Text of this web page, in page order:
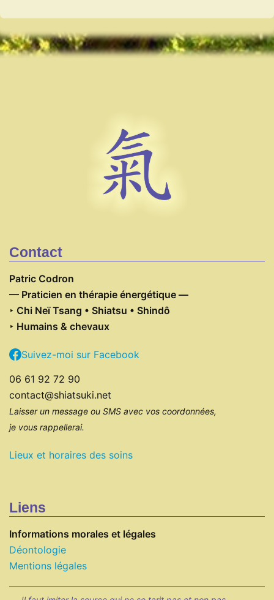
Contact
Patric Codron
— Praticien en thérapie énergétique —
‣ Chi Neï Tsang • Shiatsu • Shindô
‣ Humains & chevaux
Suivez-moi sur Facebook
06 61 92 72 90
contact@shiatsuki.net
Laisser un message ou SMS avec vos coordonnées,
je vous rappellerai.
Lieux et horaires des soins
Liens
Informations morales et légales
Déontologie
Mentions légales